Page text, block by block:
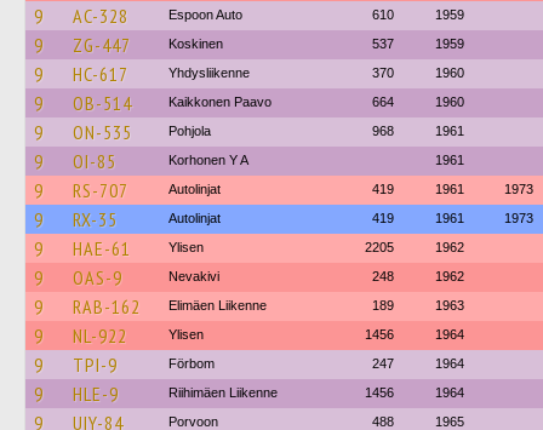
9 AC-328 Espoon Auto 610 1959
9 ZG-447 Koskinen 537 1959
9 HC-617 Yhdysliikenne 370 1960
9 OB-514 Kaikkonen Paavo 664 1960
9 ON-535 Pohjola 968 1961
9 OI-85 Korhonen Y A 1961
9 RS-707 Autolinjat 419 1961 1973
9 RX-35 Autolinjat 419 1961 1973
9 HAE-61 Ylisen 2205 1962
9 OAS-9 Nevakivi 248 1962
9 RAB-162 Elimäen Liikenne 189 1963
9 NL-922 Ylisen 1456 1964
9 TPI-9 Förbom 247 1964
9 HLE-9 Riihimäen Liikenne 1456 1964
9 UIY-84 Porvoon 488 1965